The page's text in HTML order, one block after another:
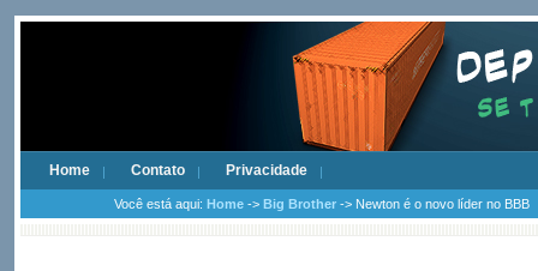
Home Contato Privacidade
Você está aqui: Home -> Big Brother -> Newton é o novo líder no BBB